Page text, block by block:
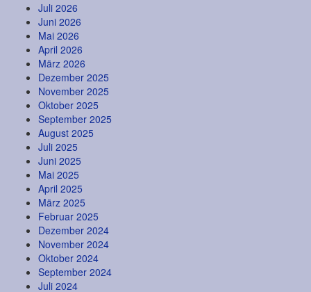
Juli 2026
Juni 2026
Mai 2026
April 2026
März 2026
Dezember 2025
November 2025
Oktober 2025
September 2025
August 2025
Juli 2025
Juni 2025
Mai 2025
April 2025
März 2025
Februar 2025
Dezember 2024
November 2024
Oktober 2024
September 2024
Juli 2024